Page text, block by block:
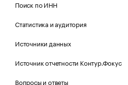
Поиск по ИНН
Статистика и аудитория
Источники данных
Источник отчетности Контур.Фокус
Вопросы и ответы